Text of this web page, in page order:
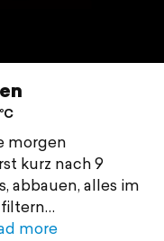
morgen
kurz nach 9
abbauen, alles im
filtern…
more